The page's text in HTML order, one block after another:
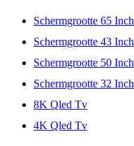
Schermgrootte 65 Inch
Schermgrootte 43 Inch
Schermgrootte 50 Inch
Schermgrootte 32 Inch
8K Qled Tv
4K Qled Tv